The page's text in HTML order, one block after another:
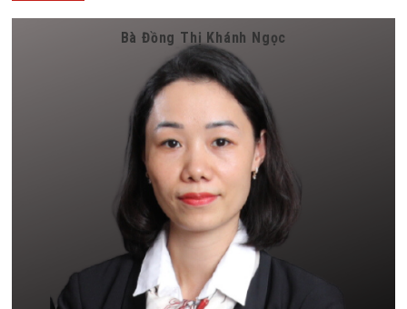
Bà Đồng Thị Khánh Ngọc